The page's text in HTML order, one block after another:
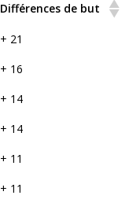
Différences de but
+ 21
+ 16
+ 14
+ 14
+ 11
+ 11